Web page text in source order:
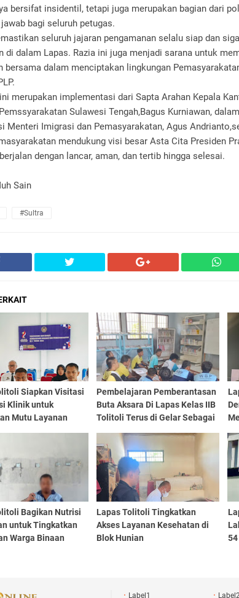
bersifat insidentil, tetapi juga merupakan bagian dari
bagi seluruh petugas.
seluruh jajaran pengamanan selalu siap dan
di dalam Lapas. Razia ini juga menjadi sarana untuk
bersama dalam menciptakan lingkungan
merupakan implementasi dari Sapta Arahan Kepala
Sulawesi Tengah,Bagus Kurniawan,
Menteri Imigrasi dan Pemasyarakatan, Agus
mendukung visi besar Asta Cita Presiden
dengan lancar, aman, dan tertib hingga selesai.
Sain
#Sultra
Siapkan Visitasi
Klinik untuk
Mutu Layanan
Pembelajaran Pemberantasan
Buta Aksara Di Lapas Kelas IIB
Tolitoli Terus di Gelar Sebagai
Binaan
Bagikan Nutrisi
untuk Tingkatkan
Warga Binaan
Lapas Tolitoli Tingkatkan
Akses Layanan Kesehatan di
Blok Hunian
54
Label1